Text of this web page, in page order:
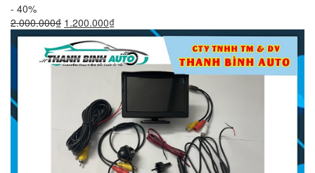
- 40%
2.000.000₫ Giá
gốc
là:
2.000.000₫.
1.200.000₫Giá
hiện
tại
là:
1.200.000₫.